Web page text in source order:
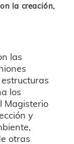
la creación,
las
los
Magisterio
y
otras